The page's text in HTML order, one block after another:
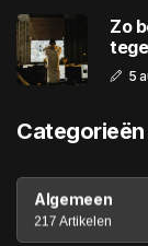
Zo
5
Categorieën
Algemeen
217 Artikelen